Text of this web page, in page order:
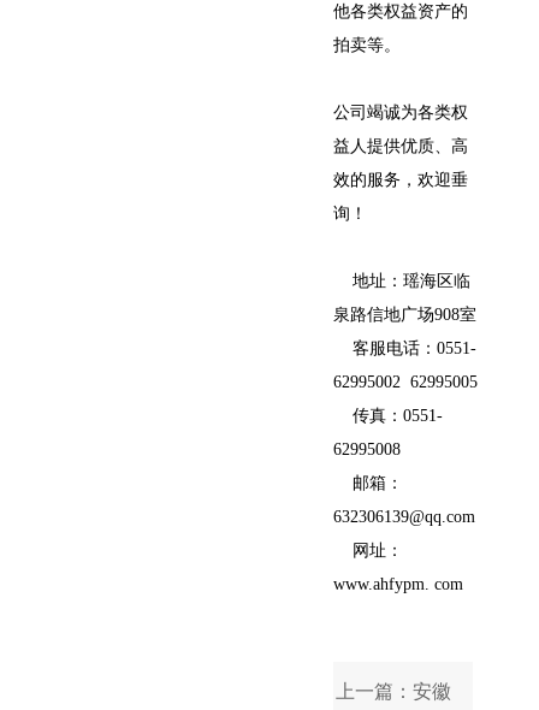
他各类权益资产的
拍卖等。
公司竭诚为各类权
益人提供优质、高
效的服务，欢迎垂
询！
地址：瑶海区临
泉路信地广场908室
客服电话：0551-
62995002 62995005
传真：0551-
62995008
邮箱：
632306139@qq.com
网址：
www.ahfypm. com
上一篇：安徽